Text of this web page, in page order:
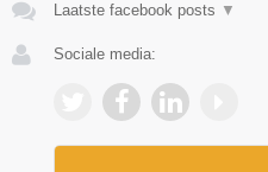
Laatste facebook posts ▼
Sociale media: